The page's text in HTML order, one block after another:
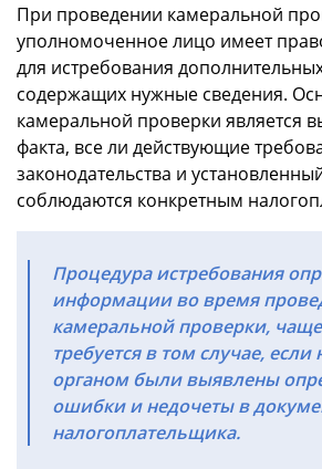
При проведении камеральной
уполномоченное лицо имеет
для истребования
содержащих нужные сведения.
камеральной проверки является
факта, все ли действующие
законодательства и
соблюдаются конкретным
Процедура истребования
информации во время
камеральной проверки, чаще
требуется в том случае,
органом были выявлены
ошибки и недочеты в
налогоплательщика.